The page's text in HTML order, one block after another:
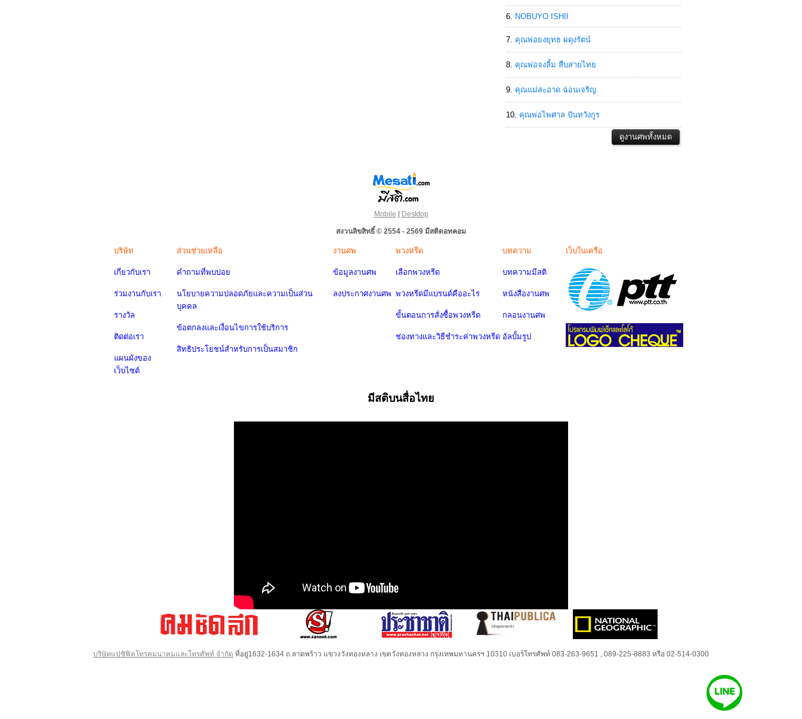
NOBUYO ISHII
คุณพ่อยงยุทธ ผดุงรัตน์
คุณพ่อจงลิ้ม สืบสายไทย
คุณแม่สะอาด ฉ่อนเจริญ
คุณพ่อไพศาล ปันทวังกูร
Mobile | Desktop
สงวนลิขสิทธิ์ © 2554 - 2569 มีสติดอทคอม
บริษัท
เกี่ยวกับเรา
ร่วมงานกับเรา
รางวัล
ติดต่อเรา
แผนผังของ
เว็บไซต์
ส่วนช่วยเหลือ
คำถามที่พบบ่อย
นโยบายความปลอดภัยและความเป็นส่วน
บุคคล
ข้อตกลงและเงื่อนไขการใช้บริการ
สิทธิประโยชน์สำหรับการเป็นสมาชิก
งานศพ
ข้อมูลงานศพ
ลงประกาศงานศพ
พวงหรีด
เลือกพวงหรีด
พวงหรีดมีแบรนด์คืออะไร
ขั้นตอนการสั่งซื้อพวงหรีด
ช่องทางและวิธีชำระค่าพวงหรีด
บทความ
บทความมีสติ
หนังสืองานศพ
กลอนงานศพ
อัลบั้มรูป
เว็บในเครือ
มีสติบนสื่อไทย
บริษัทแปซิฟิคโทรคมนาคมและโทรศัพท์ จำกัด ที่อยู่1632-1634 ถ.ลาดพร้าว แขวงวังทองหลาง เขตวังทองหลาง กรุงเทพมหานครฯ 10310 เบอร์โทรศัพท์ 083-263-9651 , 089-225-8883 หรือ 02-514-0300